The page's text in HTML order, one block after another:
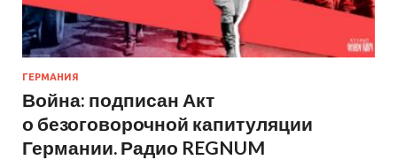
ГЕРМАНИЯ
Война: подписан Акт
о безоговорочной капитуляции
Германии. Радио REGNUM